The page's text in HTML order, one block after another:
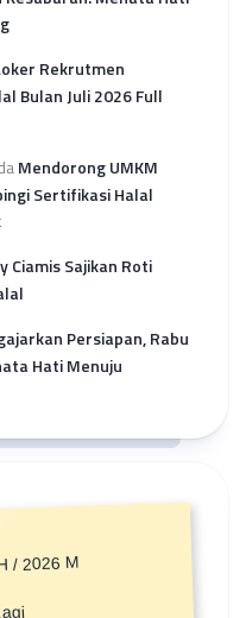
Rekrutmen
Bulan Juli 2026 Full
Mendorong UMKM
Sertifikasi Halal
Ciamis Sajikan Roti
Persiapan, Rabu
Hati Menuju
/ 2026 M